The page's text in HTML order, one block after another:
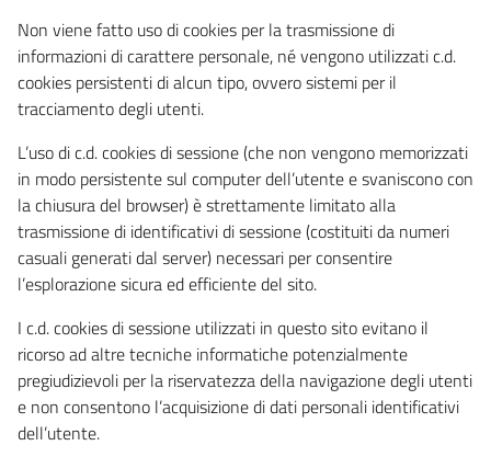
Non viene fatto uso di cookies per la trasmissione di
informazioni di carattere personale, né vengono utilizzati c.d.
cookies persistenti di alcun tipo, ovvero sistemi per il
tracciamento degli utenti.
L’uso di c.d. cookies di sessione (che non vengono memorizzati
in modo persistente sul computer dell’utente e svaniscono con
la chiusura del browser) è strettamente limitato alla
trasmissione di identificativi di sessione (costituiti da numeri
casuali generati dal server) necessari per consentire
l’esplorazione sicura ed efficiente del sito.
I c.d. cookies di sessione utilizzati in questo sito evitano il
ricorso ad altre tecniche informatiche potenzialmente
pregiudizievoli per la riservatezza della navigazione degli utenti
e non consentono l’acquisizione di dati personali identificativi
dell’utente.